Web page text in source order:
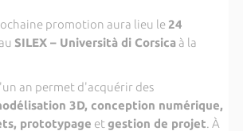
promotion aura lieu le 24
au SILEX – Università di Corsicaà la
an permet d'acquérir des
3D, conception numérique,
prototypage et gestion de projet. À